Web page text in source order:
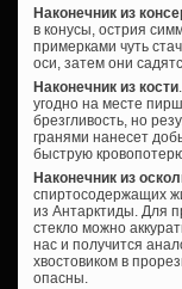
Наконечник из
в конусы, острия
примерками чуть
оси, затем они
Наконечник из кости
угодно на месте
брезгливость, но
гранями нанесет
быструю
Наконечник из
спиртосодержащих
из Антарктиды. Для
стекло можно
нас и получится
хвостовиком в
опасны.